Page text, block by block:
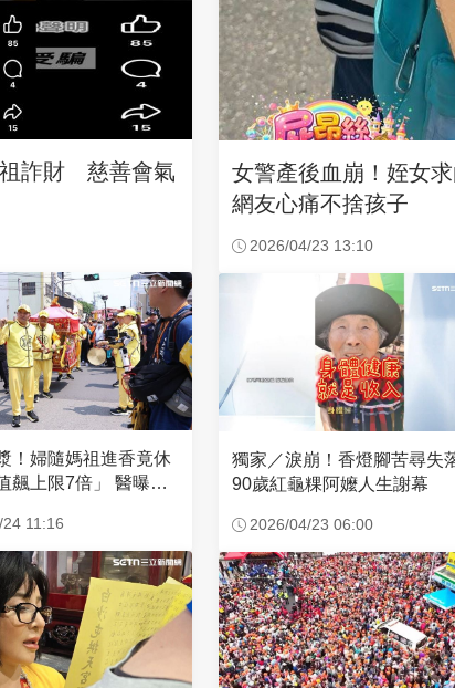
祖詐財 慈善會氣
！婦隨媽祖進香竟休
限7倍」 醫曝原
11:16
女警產後血崩！姪女
網友心痛不捨孩子
2026/04/23 13:10
獨家／淚崩！香燈腳苦尋失
90歲紅龜粿阿嬤人生謝幕
2026/04/23 06:00